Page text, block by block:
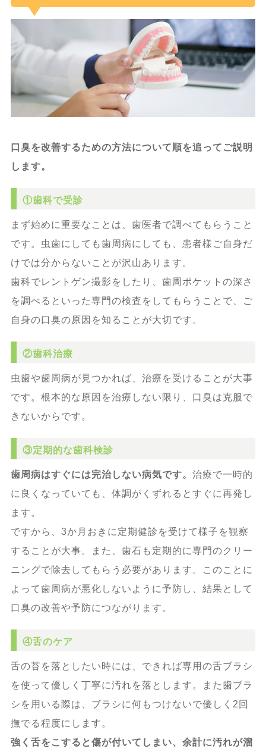
口臭を改善するための方法について順を追ってご説明
します。
①歯科で受診
まず始めに重要なことは、歯医者で調べてもらうこと
です。虫歯にしても歯周病にしても、患者様ご自身だ
けでは分からないことが沢山あります。
歯科でレントゲン撮影をしたり、歯周ポケットの深さ
を調べるといった専門の検査をしてもらうことで、ご
自身の口臭の原因を知ることが大切です。
②歯科治療
虫歯や歯周病が見つかれば、治療を受けることが大事
です。根本的な原因を治療しない限り、口臭は克服で
きないからです。
③定期的な歯科検診
歯周病はすぐには完治しない病気です。 治療で一時的
に良くなっていても、体調がくずれるとすぐに再発し
ます。
ですから、3か月おきに定期健診を受けて様子を観察
することが大事。また、歯石も定期的に専門のクリー
ニングで除去してもらう必要があります。このことに
よって歯周病が悪化しないように予防し、結果として
口臭の改善や予防につながります。
④舌のケア
舌の苔を落としたい時には、できれば専用の舌ブラシ
を使って優しく丁寧に汚れを落とします。また歯ブラ
シを用いる際は、ブラシに何もつけないで優しく2回
撫でる程度にします。
強く舌をこすると傷が付いてしまい、余計に汚れが溜